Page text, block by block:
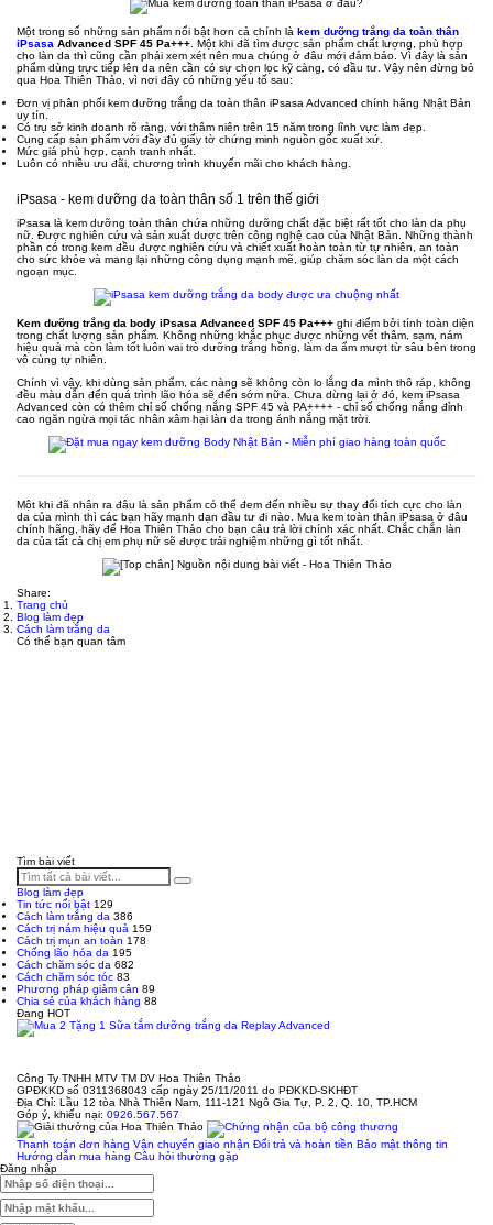
Một trong số những sản phẩm nổi bật hơn cả chính là kem dưỡng trắng da toàn thân
iPsasa Advanced SPF 45 Pa+++ . Một khi đã tìm được sản phẩm chất lượng, phù hợp
cho làn da thì cũng cần phải xem xét nên mua chúng ở đâu mới đảm bảo. Vì đây là sản
phẩm dùng trực tiếp lên da nên cần có sự chọn lọc kỹ càng, có đầu tư. Vậy nên đừng bỏ
qua Hoa Thiên Thảo, vì nơi đây có những yếu tố sau:
Đơn vị phân phối kem dưỡng trắng da toàn thân iPsasa Advanced chính hãng Nhật Bản
uy tín.
Có trụ sở kinh doanh rõ ràng, với thâm niên trên 15 năm trong lĩnh vực làm đẹp.
Cung cấp sản phẩm với đầy đủ giấy tờ chứng minh nguồn gốc xuất xứ.
Mức giá phù hợp, cạnh tranh nhất.
Luôn có nhiều ưu đãi, chương trình khuyến mãi cho khách hàng.
iPsasa - kem dưỡng da toàn thân số 1 trên thế giới
iPsasa là kem dưỡng toàn thân chứa những dưỡng chất đặc biệt rất tốt cho làn da phụ
nữ. Được nghiên cứu và sản xuất dược trên công nghệ cao của Nhật Bản. Những thành
phần có trong kem đều được nghiên cứu và chiết xuất hoàn toàn từ tự nhiên, an toàn
cho sức khỏe và mang lại những công dụng mạnh mẽ, giúp chăm sóc làn da một cách
ngoạn mục.
Kem dưỡng trắng da body iPsasa Advanced SPF 45 Pa+++ ghi điểm bởi tính toàn diện
trong chất lượng sản phẩm. Không những khắc phục được những vết thâm, sạm, nám
hiệu quả mà còn làm tốt luôn vai trò dưỡng trắng hồng, làm da ẩm mượt từ sâu bên trong
vô cùng tự nhiên.
Chính vì vậy, khi dùng sản phẩm, các nàng sẽ không còn lo lắng da mình thô ráp, không
đều màu dẫn đến quá trình lão hóa sẽ đến sớm nữa. Chưa dừng lại ở đó, kem iPsasa
Advanced còn có thêm chỉ số chống nắng SPF 45 và PA++++ - chỉ số chống nắng đỉnh
cao ngăn ngừa mọi tác nhân xâm hại làn da trong ánh nắng mặt trời.
Một khi đã nhận ra đâu là sản phẩm có thể đem đến nhiều sự thay đổi tích cực cho làn
da của mình thì các bạn hãy mạnh dạn đầu tư đi nào. Mua kem toàn thân iPsasa ở đâu
chính hãng, hãy để Hoa Thiên Thảo cho bạn câu trả lời chính xác nhất. Chắc chắn làn
da của tất cả chị em phụ nữ sẽ được trải nghiệm những gì tốt nhất.
Share:
Trang chủ
Blog làm đẹp
Cách làm trắng da
Có thể bạn quan tâm
Tìm bài viết
Blog làm đẹp
Tin tức nổi bật 129
Cách làm trắng da 386
Cách trị nám hiệu quả 159
Cách trị mụn an toàn 178
Chống lão hóa da 195
Cách chăm sóc da 682
Cách chăm sóc tóc 83
Phương pháp giảm cân 89
Chia sẻ của khách hàng 88
Đang HOT
Công Ty TNHH MTV TM DV Hoa Thiên Thảo
GPĐKKD số 0311368043 cấp ngày 25/11/2011 do PĐKKD-SKHĐT
Địa Chỉ: Lầu 12 tòa Nhà Thiên Nam, 111-121 Ngô Gia Tự, P. 2, Q. 10, TP.HCM
Góp ý, khiếu nại: 0926.567.567
Thanh toán đơn hàng Vận chuyển giao nhận Đổi trả và hoàn tiền Bảo mật thông tin
Hướng dẫn mua hàng Câu hỏi thường gặp
Đăng nhập